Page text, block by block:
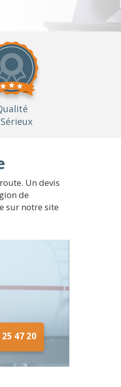
Un devis
de
sur notre site
25 47 20